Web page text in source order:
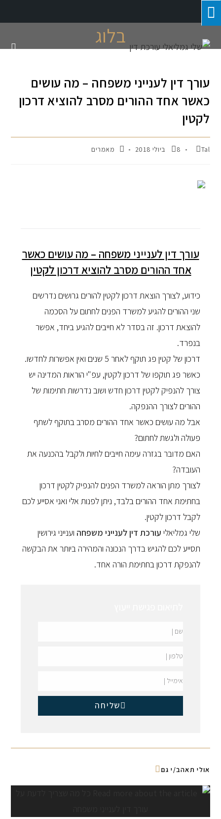
בלוג
עורך דין לענייני משפחה – מה עושים
כאשר אחד ההורים מסרב להוציא דרכון
לקטין
Tal 8 ביולי 2018 מאמרים
עורך דין לענייני משפחה – מה עושים כאשר
אחד ההורים מסרב להוציא דרכון לקטין
כידוע, לצורך הוצאת דרכון לקטין להורים גרושים נדרשים
שני ההורים להגיע למשרד הפנים לחתום על הסכמה
להוצאת דרכון. זה בסדר לא חייבים להגיע ביחד, אפשר
בנפרד.
דרכון של קטין פג תוקף לאחר 5 שנים ואין אפשרות לחדשו.
כאשר פג תוקפו של דרכון לקטין, עפ"י הוראות המדינה יש
צורך להנפיק לקטין דרכון חדש ושוב נדרשות חתימות של
ההורים לצורך ההנפקה.
אבל מה עושים כאשר אחד ההורים מסרב בתוקף לשתף
פעולה ולגשת לחתום?
האם מדובר בגזרה עימה חייבים לחיות ולקבל בהכנעה את
העובדה?
לצורך מתן הוראה למשרד הפנים להנפיק לקטין דרכון
בחתימת אחד ההורים בלבד, ניתן לפנות אלי ואני אסייע לכם
לקבל דרכון לקטין.
שלי גמליאלי עורכת דין לענייני משפחה וענייני גירושין
תסייע לכם להגיש בדרך הנכונה והמהירה ביותר את הבקשה
להנפקת דרכון בחתימת הורה אחד.
שליחה
אולי תאהב/י גם